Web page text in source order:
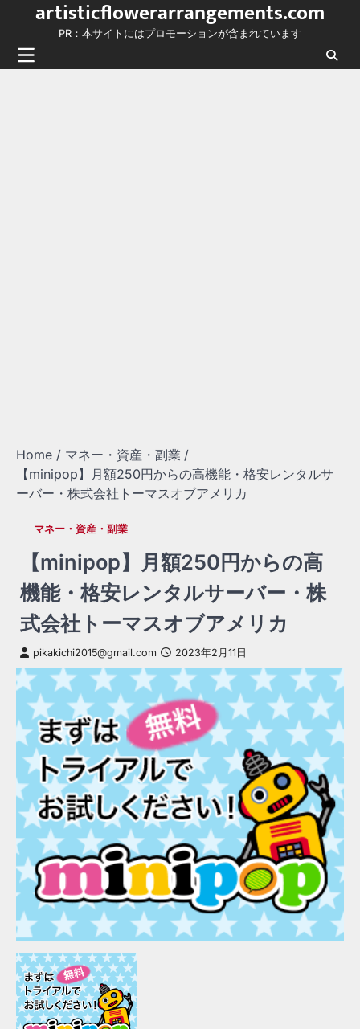
content
artisticflowerarrangements.com
PR：本サイトにはプロモーションが含まれています
Home
マネー・資産・副業
【minipop】月額250円からの高機能・格安レンタルサ
ーバー・株式会社トーマスオブアメリカ
マネー・資産・副業
【minipop】月額250円からの高
機能・格安レンタルサーバー・株
式会社トーマスオブアメリカ
pikakichi2015@gmail.com 2023年2月11日